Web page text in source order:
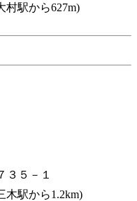
村駅から627m)
３５－１
木駅から1.2km)